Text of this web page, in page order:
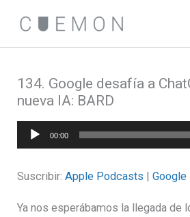
contenido
134. Google desafía a
nueva IA: BARD
Reproductor
de
audio
00:00
Suscribir:Apple Podcasts |
Ya nos esperábamos la llegada de